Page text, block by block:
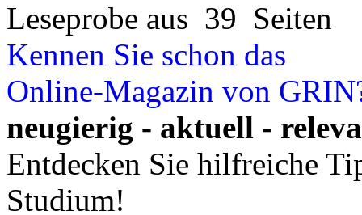
Leseprobe aus 39 Seiten
Kennen Sie schon das
Online-Magazin von
neugierig - aktuell -
Entdecken Sie hilfreiche
Studium!